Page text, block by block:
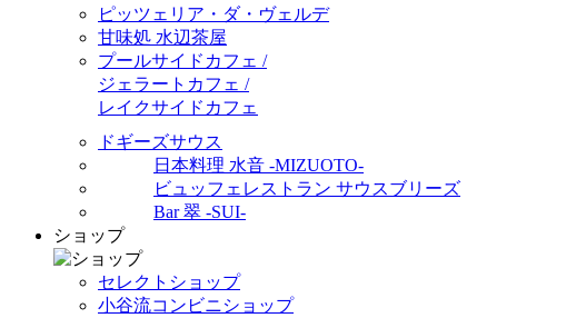
ピッツェリア・ダ・ヴェルデ
甘味処 水辺茶屋
プールサイドカフェ /
ジェラートカフェ /
レイクサイドカフェ
ドギーズサウス
日本料理 水音 -MIZUOTO-
ビュッフェレストラン サウスブリーズ
Bar 翠 -SUI-
ショップ
セレクトショップ
小谷流コンビニショップ